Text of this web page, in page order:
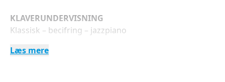
KLAVERUNDERVISNING
Klassisk – becifring – jazzpiano
Træning i becifring og improvisation med
Læs mere